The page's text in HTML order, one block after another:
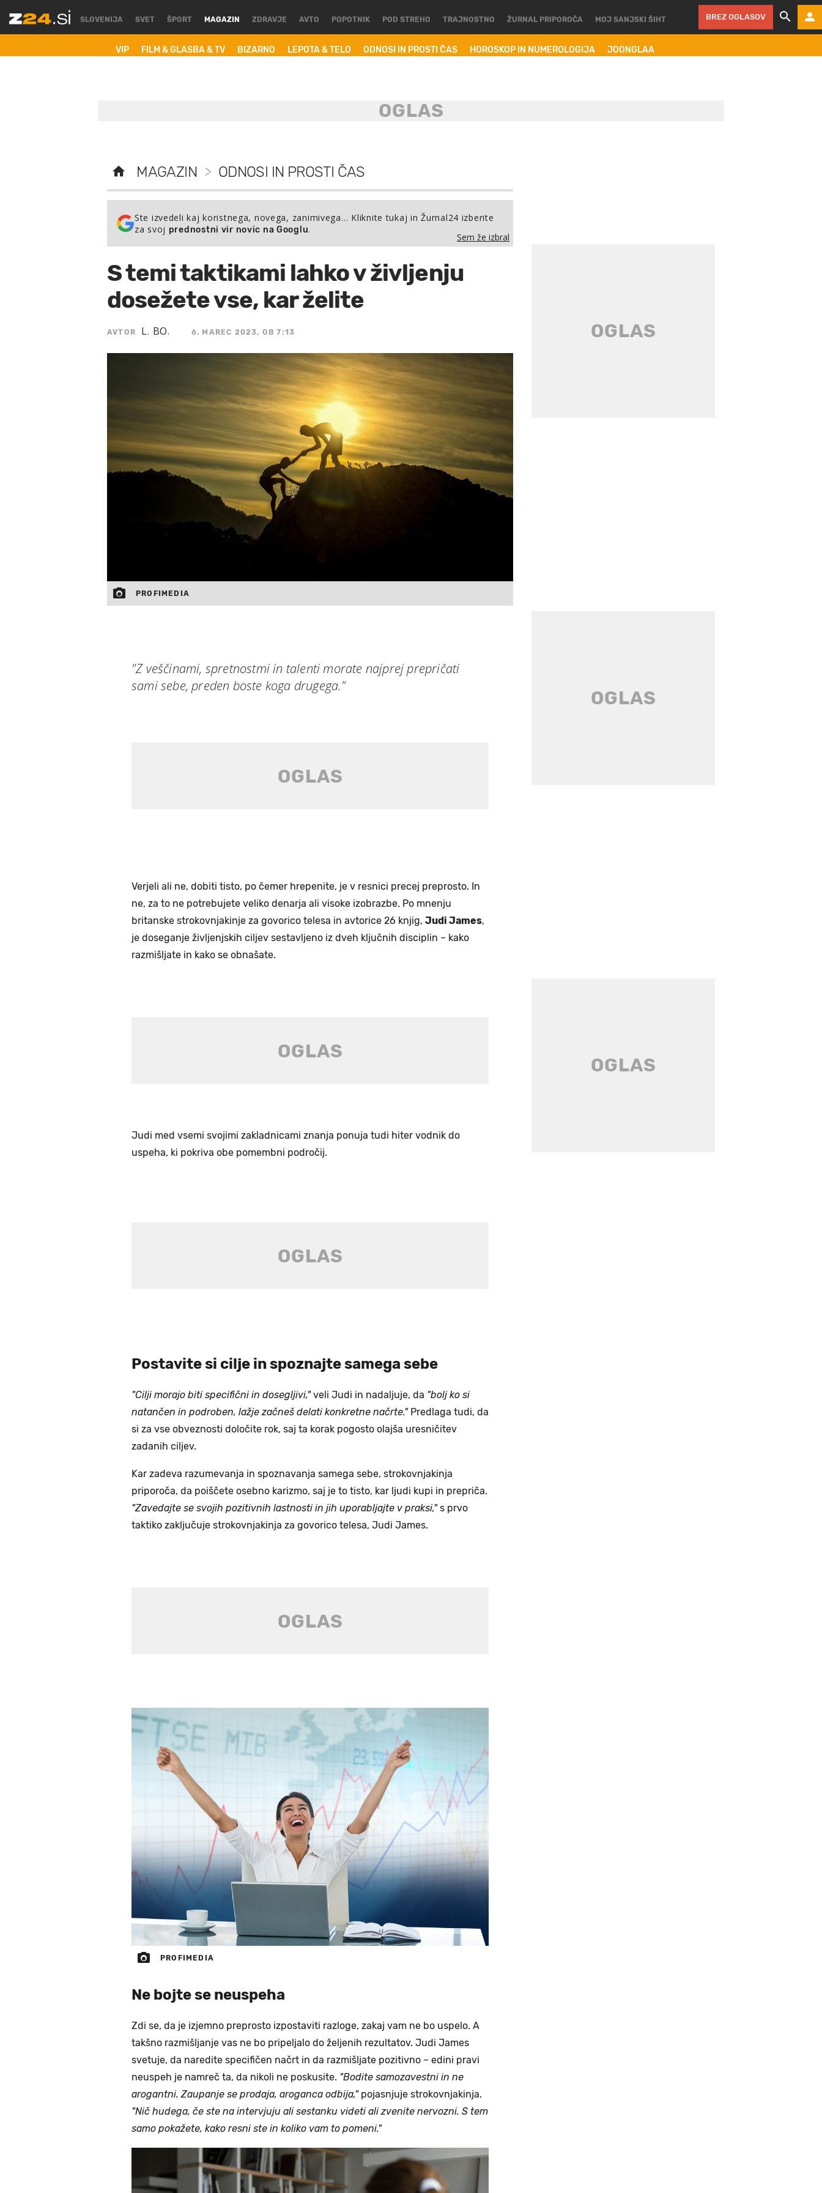
SLOVENIJA SVET ŠPORT MAGAZIN
VIP FILM & GLASBA & TV BIZARNO LEPOTA & TELO ODNOSI IN PROSTI ČAS HOROSKOP IN NUMEROLOGIJA JOONGLAA
ZDRAVJE AVTO POPOTNIK POD STREHO TRAJNOSTNO ŽURNAL PRIPOROČA MOJ SANJSKI ŠIHT BREZ OGLASOV
MAGAZIN > ODNOSI IN PROSTI ČAS
Ste izvedeli kaj koristnega, novega, zanimivega… Kliknite tukaj in Žurnal24 izberite
za svoj prednostni vir novic na Googlu.
Sem že izbral
S temi taktikami lahko v življenju
dosežete vse, kar želite
AVTOR L. BO. 6. MAREC 2023, OB 7:13
PROFIMEDIA
"Z veščinami, spretnostmi in talenti morate najprej prepričati
sami sebe, preden boste koga drugega."
Verjeli ali ne, dobiti tisto, po čemer hrepenite, je v resnici precej preprosto. In
ne, za to ne potrebujete veliko denarja ali visoke izobrazbe. Po mnenju
britanske strokovnjakinje za govorico telesa in avtorice 26 knjig, Judi James,
je doseganje življenjskih ciljev sestavljeno iz dveh ključnih disciplin – kako
razmišljate in kako se obnašate.
Judi med vsemi svojimi zakladnicami znanja ponuja tudi hiter vodnik do
uspeha, ki pokriva obe pomembni področij.
Postavite si cilje in spoznajte samega sebe
"Cilji morajo biti specifični in dosegljivi,"veli Judi in nadaljuje, da "bolj ko si
natančen in podroben, lažje začneš delati konkretne načrte." Predlaga tudi, da
si za vse obveznosti določite rok, saj ta korak pogosto olajša uresničitev
zadanih ciljev.
Kar zadeva razumevanja in spoznavanja samega sebe, strokovnjakinja
priporoča, da poiščete osebno karizmo, saj je to tisto, kar ljudi kupi in prepriča.
"Zavedajte se svojih pozitivnih lastnosti in jih uporabljajte v praksi,"s prvo
taktiko zaključuje strokovnjakinja za govorico telesa, Judi James.
PROFIMEDIA
Ne bojte se neuspeha
Zdi se, da je izjemno preprosto izpostaviti razloge, zakaj vam ne bo uspelo. A
takšno razmišljanje vas ne bo pripeljalo do željenih rezultatov. Judi James
svetuje, da naredite specifičen načrt in da razmišljate pozitivno – edini pravi
neuspeh je namreč ta, da nikoli ne poskusite. "Bodite samozavestni in ne
arogantni. Zaupanje se prodaja, aroganca odbija,"pojasnjuje strokovnjakinja.
"Nič hudega, če ste na intervjuju ali sestanku videti ali zvenite nervozni. S tem
samo pokažete, kako resni ste in koliko vam to pomeni."